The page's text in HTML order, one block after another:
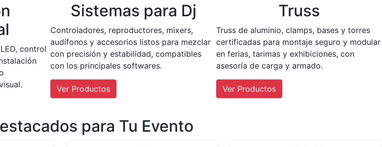
control
Sistemas para Dj
Controladores, reproductores, mixers,
audífonos y accesorios listos para mezclar
con precisión y estabilidad, compatibles
con los principales softwares.
Ver Productos
Truss
Truss de aluminio, clamps, bases y torres
certificadas para montaje seguro y modular
en ferias, tarimas y exhibiciones, con
asesoría de carga y armado.
Ver Productos
para Tu Evento